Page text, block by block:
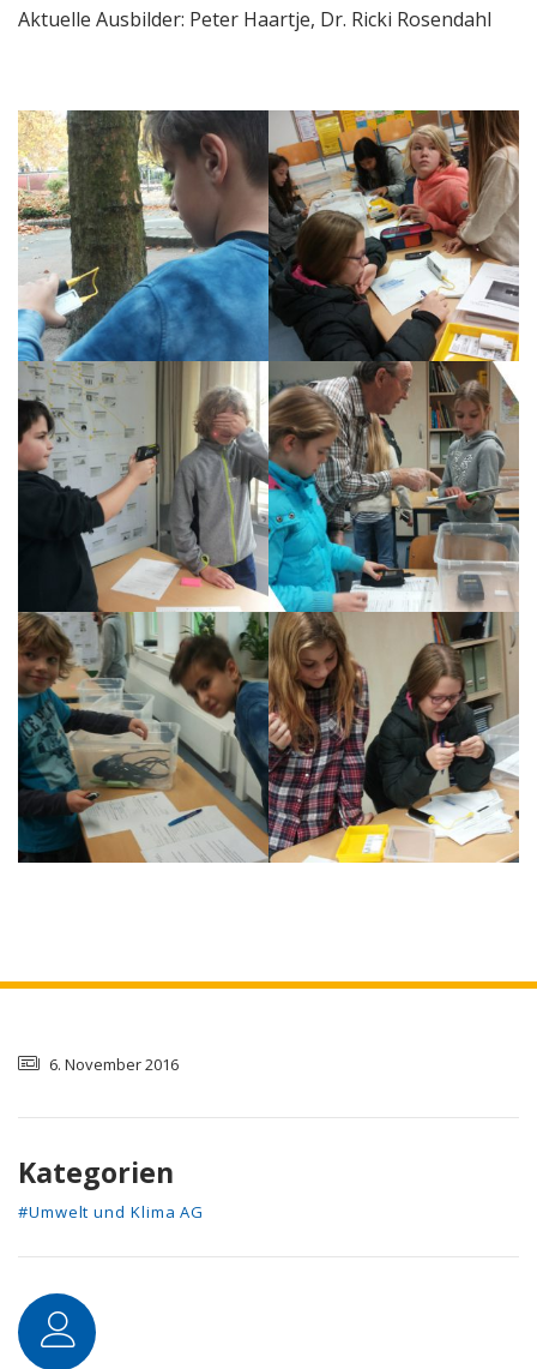
Aktuelle Ausbilder: Peter Haartje, Dr. Ricki Rosendahl
6. November 2016
Kategorien
#Umwelt und Klima AG
Autor